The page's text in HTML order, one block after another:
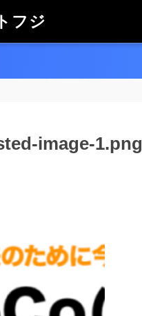
フジ
image-1.png